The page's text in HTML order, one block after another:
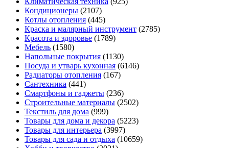
Кондиционеры (2107)
Котлы отопления (445)
Краска и малярный инструмент (2785)
Красота и здоровье (1789)
Мебель (1580)
Напольные покрытия (1130)
Посуда и утварь кухонная (6146)
Радиаторы отопления (167)
Сантехника (441)
Смартфоны и гаджеты (236)
Строительные материалы (2502)
Текстиль для дома (999)
Товары для дома и декора (5223)
Товары для интерьера (3997)
Товары для сада и отдыха (10659)